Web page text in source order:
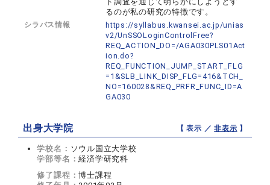
るのが私の研究の特徴です。
シラバス情報
https://syllabus.kwansei.ac.jp/unias
v2/UnSSOLoginControlFree?
REQ_ACTION_DO=/AGA030PLS01Act
ion.do?
REQ_FUNCTION_JUMP_START_FLG
=1&SLB_LINK_DISP_FLG=416&TCH_
NO=160028&REQ_PRFR_FUNC_ID=A
GA030
出身大学院 【 表示 ／非表示 】
学校名： ソウル国立大学校
学部等名：経済学研究科
修了課程：博士課程